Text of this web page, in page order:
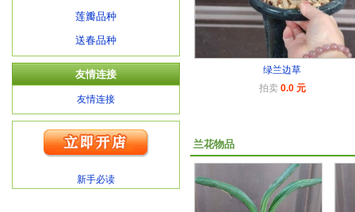
莲瓣品种
送春品种
友情连接
友情连接
新手必读
绿兰边草
拍卖 0.0 元
兰花物品